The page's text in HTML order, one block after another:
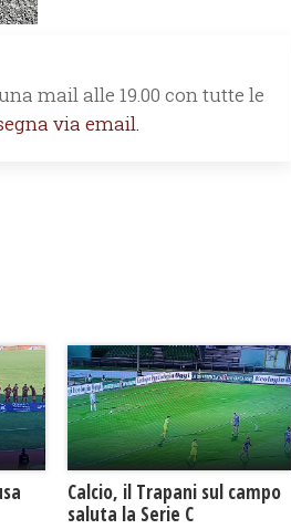
mail alle 19.00 con tutte le
via email.
Calcio, il Trapani sul campo
saluta la Serie C